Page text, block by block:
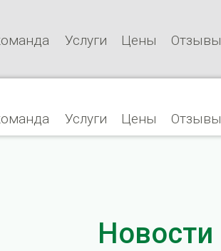
Услуги Цены Отзывы
Услуги Цены Отзывы
Новости